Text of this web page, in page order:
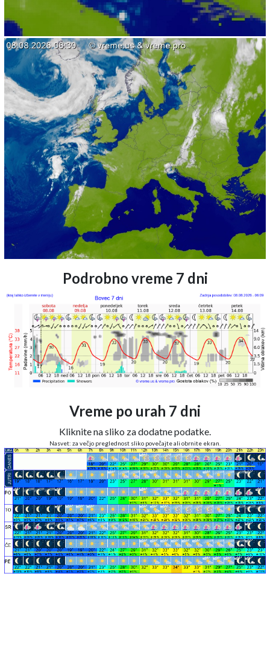
Podrobno vreme 7 dni
Vreme po urah 7 dni
Kliknite na sliko za dodatne podatke.
Nasvet: za večjo preglednost sliko povečajte ali obrnite ekran.